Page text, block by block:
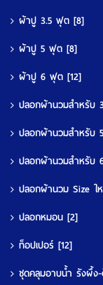
ผ้าปู 3.5 ฟุต [8]
ผ้าปู 5 ฟุต [8]
ผ้าปู 6 ฟุต [12]
ปลอกผ้านวมสำหรับ
ปลอกผ้านวมสำหรับ
ปลอกผ้านวมสำหรับ
ปลอกผ้านวม Size ใ
ปลอกหมอน [2]
ท็อปเปอร์ [12]
ชุดคลุมอาบน้ำ รังผึ้ง